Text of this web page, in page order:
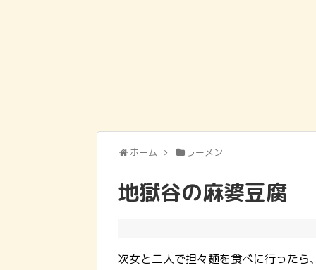
ホーム ラーメン
地獄谷の麻婆豆腐
次女と二人で担々麺を食べに行ったら